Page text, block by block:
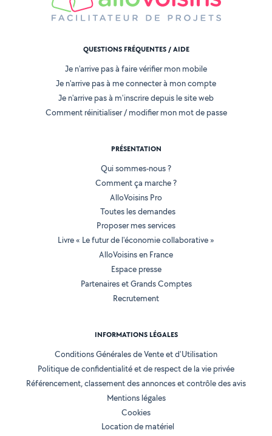
QUESTIONS FRÉQUENTES / AIDE
Je n'arrive pas à faire vérifier mon mobile
Je n'arrive pas à me connecter à mon compte
Je n'arrive pas à m'inscrire depuis le site web
Comment réinitialiser / modifier mon mot de passe
PRÉSENTATION
Qui sommes-nous ?
Comment ça marche ?
AlloVoisins Pro
Toutes les demandes
Proposer mes services
Livre « Le futur de l'économie collaborative »
AlloVoisins en France
Espace presse
Partenaires et Grands Comptes
Recrutement
INFORMATIONS LÉGALES
Conditions Générales de Vente et d'Utilisation
Politique de confidentialité et de respect de la vie privée
Référencement, classement des annonces et contrôle des avis
Mentions légales
Cookies
Location de matériel